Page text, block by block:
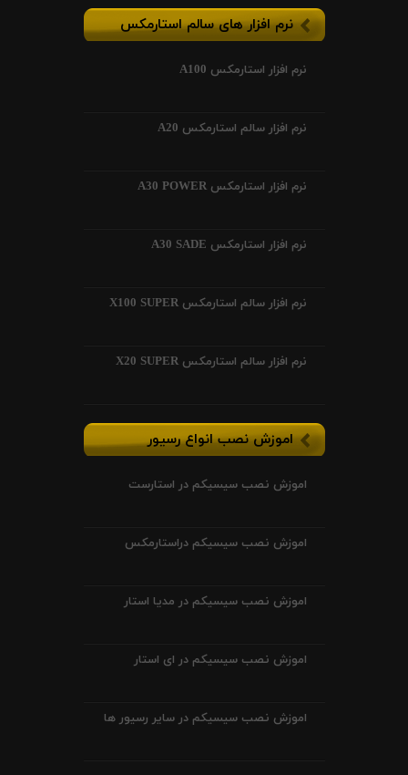
نرم افزار های سالم استارمکس
نرم افزار استارمکس A100
نرم افزار سالم استارمکس A20
نرم افزار استارمکس A30 POWER
نرم افزار استارمکس A30 SADE
نرم افزار سالم استارمکس X100 SUPER
نرم افزار سالم استارمکس X20 SUPER
اموزش نصب انواع رسیور
اموزش نصب سیسیکم در استارست
اموزش نصب سیسیکم دراستارمکس
اموزش نصب سیسیکم در مدیا استار
اموزش نصب سیسیکم در ای استار
اموزش نصب سیسیکم در سایر رسیور ها